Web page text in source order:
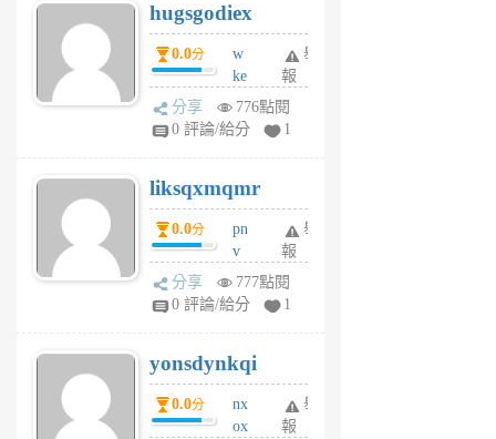
6
個
月
前
hugsgodiex
0.0分
w
ke
rv
pj
6
個
月
前
舉
報
分享
776點閱
0 評論/給分
1
liksqxmqmr
0.0分
pn
v
wt
sv
6
個
月
前
舉
報
分享
777點閱
0 評論/給分
1
yonsdynkqi
0.0分
nx
ox
舉
報